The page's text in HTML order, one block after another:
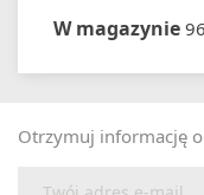
W magazynie
Otrzymuj informację